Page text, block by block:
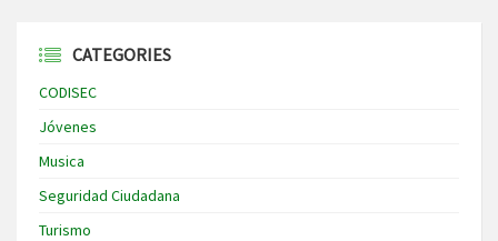
CATEGORIES
CODISEC
Jóvenes
Musica
Seguridad Ciudadana
Turismo